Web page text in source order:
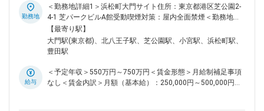
は、本社に戻る、またはセンシング事業に残る から選択いた
だけます。品質戦略を牽引できるキャリアを築く選択肢もあり
ます（応相談） ◆リモートワーク頻度 週3日を出社日とし、そ
の他の日は業務内容に応じて柔軟に運用しています ※OJT期間
は出社日が増える可能性があります 変更の範囲：会社の定め
務内容詳細 新卒採用担当として戦略立案から日々のオペレー
ションまで幅広くお任せします。 当社の特徴として事業領域
が幅広く、採用職種も多種多様となります。 事業部の求める
ニーズに対し、適切な人財の採用をめざし、事業部、現場社
員、一丸となった採用活動を行っていただきます。 【具体的
・円滑なリクルーター活動の運営 ・採用選考運営、面接対応
・各種施策分析 ・採用広報活動 ■業務の魅力、キャリアステ
勤務地
＜勤務地詳細1＞浜松町大門サイト住所：東京都港区芝公園2-
4-1 芝パークビルA館受動喫煙対策：屋内全面禁煙＜勤務地詳
細2＞東京サイト八王子住所：東京都八王子市石川町2970 勤
務地最寄駅：JR八高線／北八王子駅受動喫煙対策：屋内全面
禁煙変更の範囲：会社の定める事業所（リモートワーク含む）
【最寄り駅】
大門駅(東京都)、北八王子駅、芝公園駅、小宮駅、浜松町駅、
豊田駅
給与
＜予定年収＞550万円～750万円＜賃金形態＞月給制補足事項
なし＜賃金内訳＞月額（基本給）：250,000円～500,000円＜